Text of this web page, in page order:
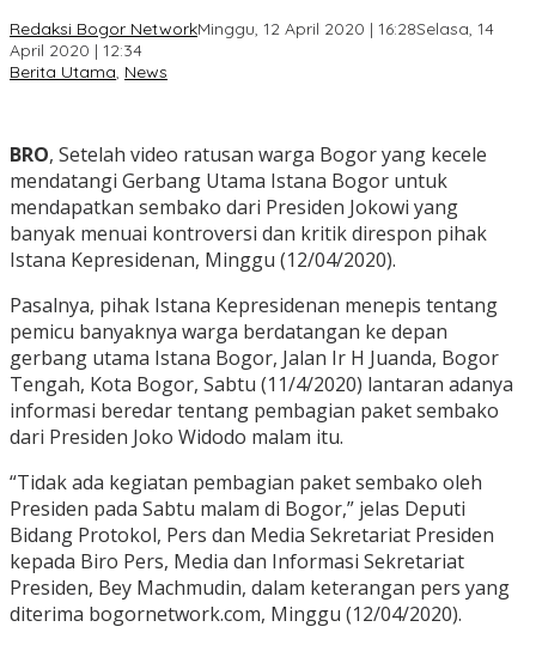
Redaksi Bogor NetworkMinggu, 12 April 2020 | 16:28Selasa, 14
April 2020 | 12:34
Berita Utama, News
BRO, Setelah video ratusan warga Bogor yang kecele
mendatangi Gerbang Utama Istana Bogor untuk
mendapatkan sembako dari Presiden Jokowi yang
banyak menuai kontroversi dan kritik direspon pihak
Istana Kepresidenan, Minggu (12/04/2020).
Pasalnya, pihak Istana Kepresidenan menepis tentang
pemicu banyaknya warga berdatangan ke depan
gerbang utama Istana Bogor, Jalan Ir H Juanda, Bogor
Tengah, Kota Bogor, Sabtu (11/4/2020) lantaran adanya
informasi beredar tentang pembagian paket sembako
dari Presiden Joko Widodo malam itu.
“Tidak ada kegiatan pembagian paket sembako oleh
Presiden pada Sabtu malam di Bogor,” jelas Deputi
Bidang Protokol, Pers dan Media Sekretariat Presiden
kepada Biro Pers, Media dan Informasi Sekretariat
Presiden, Bey Machmudin, dalam keterangan pers yang
diterima bogornetwork.com, Minggu (12/04/2020).